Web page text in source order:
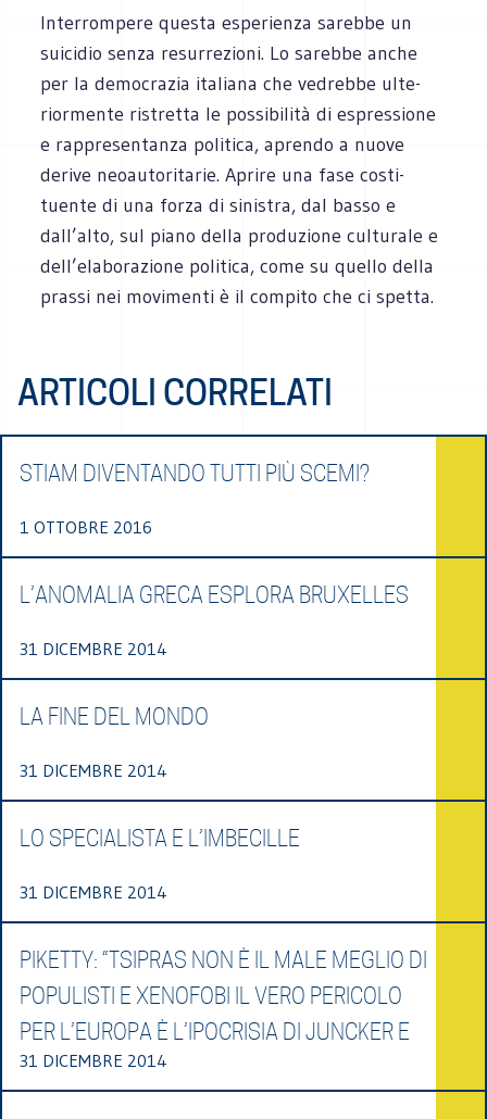
Inter­rom­pere que­sta espe­rienza sarebbe un
sui­ci­dio senza resur­re­zioni. Lo sarebbe anche
per la demo­cra­zia ita­liana che vedrebbe ulte­
rior­mente ristretta le pos­si­bi­lità di espres­sione
e rap­pre­sen­tanza poli­tica, aprendo a nuove
derive neoau­to­ri­ta­rie. Aprire una fase costi­
tuente di una forza di sini­stra, dal basso e
dall’alto, sul piano della pro­du­zione cul­tu­rale e
dell’elaborazione poli­tica, come su quello della
prassi nei movi­menti è il com­pito che ci spetta.
ARTICOLI CORRELATI
STIAM DIVENTANDO TUTTI PIÙ SCEMI?
1 OTTOBRE 2016
L’ANOMALIA GRECA ESPLORA BRUXELLES
31 DICEMBRE 2014
LA FINE DEL MONDO
31 DICEMBRE 2014
LO SPECIALISTA E L’IMBECILLE
31 DICEMBRE 2014
PIKETTY: “TSIPRAS NON È IL MALE MEGLIO DI
POPULISTI E XENOFOBI IL VERO PERICOLO
PER L’EUROPA È L’IPOCRISIA DI JUNCKER E
31 DICEMBRE 2014